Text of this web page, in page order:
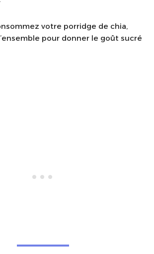
votre porridge de chia,
pour donner le goût sucré